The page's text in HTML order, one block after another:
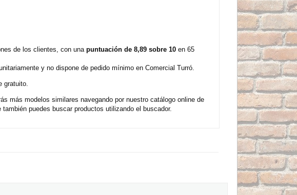
de los clientes, con una puntuación de 8,89 sobre 10 en 65
y no dispone de pedido mínimo en Comercial Turró.
gratuito.
más modelos similares navegando por nuestro catálogo online de
puedes buscar productos utilizando el buscador.